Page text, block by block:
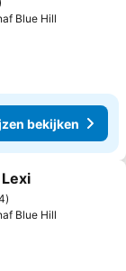
Blue Hill
bekijken
favorieten
Blue Hill